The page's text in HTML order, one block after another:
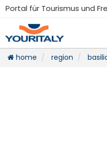
Portal für Tourismus und
home region